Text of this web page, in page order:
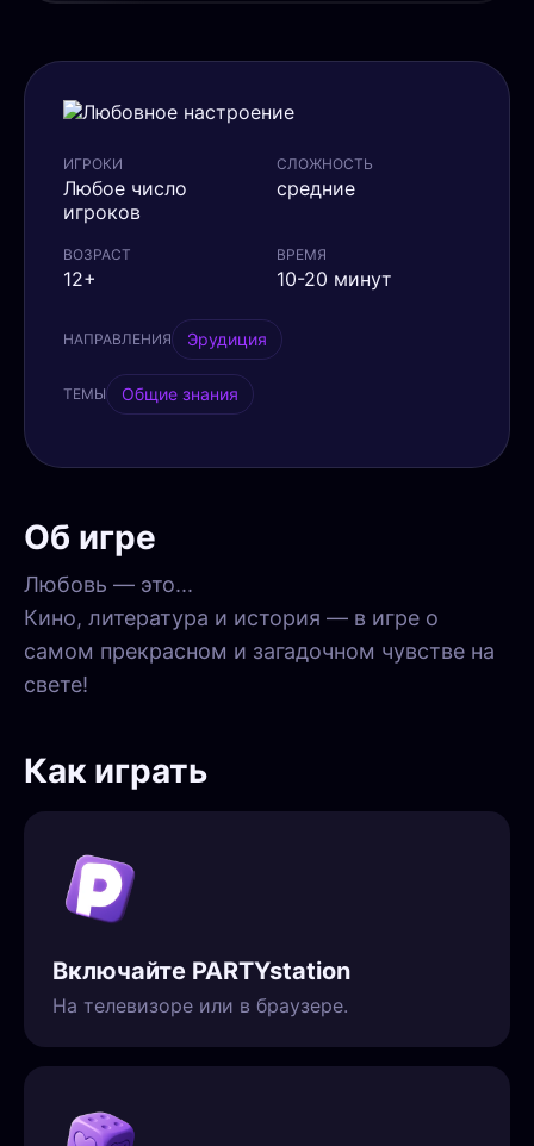
ИГРОКИ
Любое число
игроков
СЛОЖНОСТЬ
средние
ВОЗРАСТ
12+
ВРЕМЯ
10-20 минут
НАПРАВЛЕНИЯ Эрудиция
ТЕМЫ Общие знания
Об игре
Любовь — это...
Кино, литература и история — в игре о
самом прекрасном и загадочном чувстве на
свете!
Как играть
Включайте PARTYstation
На телевизоре или в браузере.